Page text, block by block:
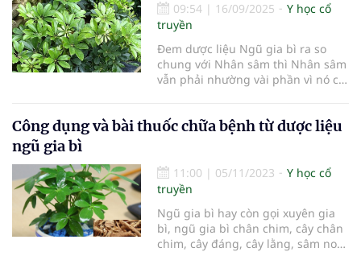
09:54 | 16/09/2025
Y học cổ
truyền
Đem dược liệu Ngũ gia bì ra so
chung với Nhân sâm thì Nhân sâm
vẫn phải nhường vài phần vì nó có
tiết nội tiết rối loạn, điều tiết hồng
còn có khả năng chống lão suy,
tăng thể lực và trí lực, tăng chức
năng tuyến sinh dục và quá trình
đồng hóa, gia tăng quá trình
chuyển hóa và xúc tiến tổ chức tái
sinh, giúp an thần, duy trì mức độ
Công dụng và bài thuốc chữa bệnh từ dược liệu
ngũ gia bì
11:00 | 05/11/2023
Y học cổ
truyền
Ngũ gia bì hay còn gọi xuyên gia
bì, ngũ gia bì chân chim, cây chân
chim, cây đáng, cây lằng, sâm non